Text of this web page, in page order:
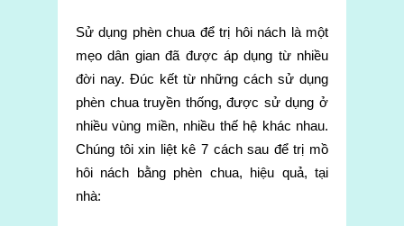
Sử dụng phèn chua để trị hôi nách là một
mẹo dân gian đã được áp dụng từ nhiều
đời nay. Đúc kết từ những cách sử dụng
phèn chua truyền thống, được sử dụng ở
nhiều vùng miền, nhiều thế hệ khác nhau.
Chúng tôi xin liệt kê 7 cách sau để trị mồ
hôi nách bằng phèn chua, hiệu quả, tại
nhà: